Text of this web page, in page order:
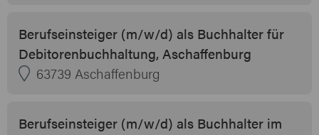
Berufseinsteiger (m/w/d) als Buchhalter für
Debitorenbuchhaltung, Aschaffenburg
63739 Aschaffenburg
Berufseinsteiger (m/w/d) als Buchhalter im